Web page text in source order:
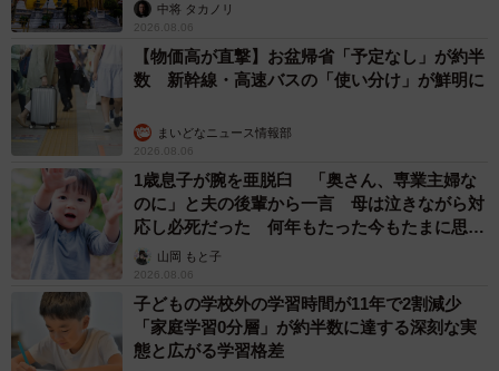
髪を切る長女（右）の見慣れない姿に慌てているぽてとくん（フクダカ
ズヤさん提供）
中将 タカノリ
2026.08.06
【物価高が直撃】お盆帰省「予定なし」が約半
数 新幹線・高速バスの「使い分け」が鮮明に
まいどなニュース情報部
2026.08.06
1歳息子が腕を亜脱臼 「奥さん、専業主婦な
のに」と夫の後輩から一言 母は泣きながら対
応し必死だった 何年もたった今もたまに思い
出し…山岡 もと子
2026.08.06
子どもの学校外の学習時間が11年で2割減少
「家庭学習0分層」が約半数に達する深刻な実
態と広がる学習格差